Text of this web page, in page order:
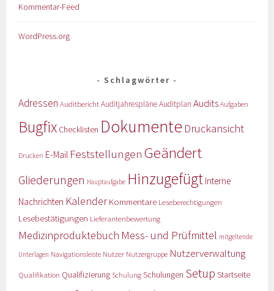
Kommentar-Feed
WordPress.org
Schlagwörter
Adressen AuditberichtAuditjahrespläneAuditplan Audits Aufgaben
Bugfix Checklisten Dokumente Druckansicht
Drucken E-Mail Feststellungen Geändert
Gliederungen Hauptaufgabe Hinzugefügt Interne
Nachrichten KalenderKommentare Leseberechtigungen
Lesebestätigungen Lieferantenbewertung
Medizinproduktebuch Mess- und Prüfmittel mitgeltende
Unterlagen Navigationsleiste Nutzer Nutzergruppe Nutzerverwaltung
Qualifikation Qualifizierung Schulung Schulungen Setup Startseite